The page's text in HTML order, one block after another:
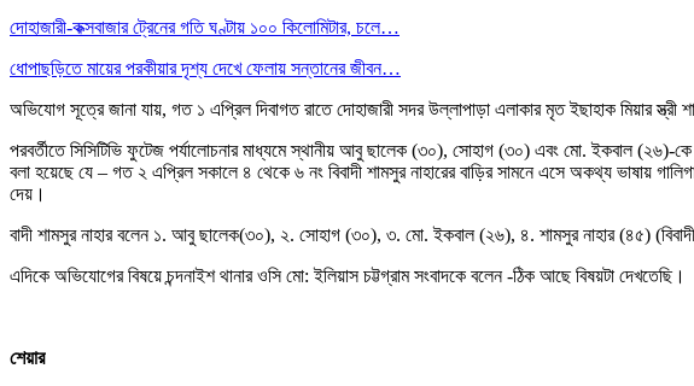
দোহাজারী-কক্সবাজার ট্রেনের গতি ঘণ্টায় ১০০ কিলোমিটার, চলে…
ধোপাছড়িতে মায়ের পরকীয়ার দৃশ্য দেখে ফেলায় সন্তানের জীবন…
অভিযোগ সূত্রে জানা যায়, গত ১ এপ্রিল দিবাগত রাতে দোহাজারী সদর উল্লাপাড়া এলাকার মৃত ইছাহাক মিয়ার
পরবর্তীতে সিসিটিভি ফুটেজ পর্যালোচনার মাধ্যমে স্থানীয় আবু ছালেক (৩০), সোহাগ (৩০) এবং মো. ইকবাল (২৬)-কে
বলা হয়েছে যে – গত ২ এপ্রিল সকালে ৪ থেকে ৬ নং বিবাদী শামসুর নাহারের বাড়ির সামনে এসে অকথ্য ভাষায়
দেয়।
বাদী শামসুর নাহার বলেন ১. আবু ছালেক(৩০), ২. সোহাগ (৩০), ৩. মো. ইকবাল (২৬), ৪. শামসুর নাহার (৪৫)
এদিকে অভিযোগের বিষয়ে চন্দনাইশ থানার ওসি মো: ইলিয়াস চট্টগ্রাম সংবাদকে বলেন -ঠিক আছে বিষয়টা দেখতেছি।
শেয়ার